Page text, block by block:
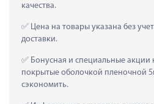
качества.
Цена на товары указана без
доставки.
Бонусная и специальные акции
покрытые оболочкой пленочной
сэкономить.